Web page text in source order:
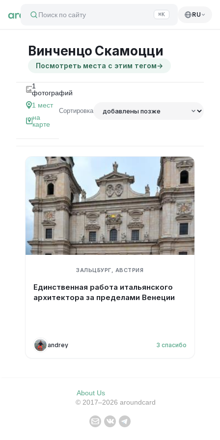
Поиск по сайту ⌘K RU
Винченцо Скамоцци
Посмотреть места с этим тегом→
1
фотографий
1 мест
на
карте
Сортировка
ЗАЛЬЦБУРГ, АВСТРИЯ
Единственная работа итальянского
архитектора за пределами Венеции
andrey 3 спасибо
About Us
© 2017–2026 aroundcard